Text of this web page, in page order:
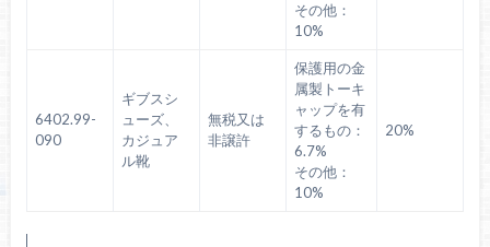
その他：
10%
6402.99-
090
ギブスシ
ューズ、
カジュア
ル靴
無税又は
非譲許
保護用の金
属製トーキ
ャップを有
するもの：
6.7%
その他：
10%
20%